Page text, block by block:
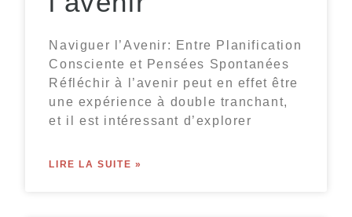
Naviguer l’Avenir: Entre Planification
Consciente et Pensées Spontanées
Réfléchir à l’avenir peut en effet être
une expérience à double tranchant,
et il est intéressant d’explorer
LIRE LA SUITE »